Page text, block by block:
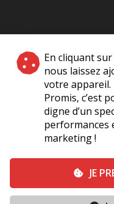
En cliquant
nous laissez
votre appareil.
Promis, c’est
digne d’un
performances
marketing !
JE
Plan du site A
Mentions